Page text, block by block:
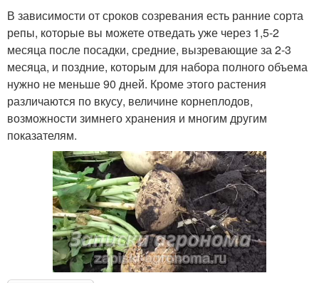
В зависимости от сроков созревания есть ранние сорта
репы, которые вы можете отведать уже через 1,5-2
месяца после посадки, средние, вызревающие за 2-3
месяца, и поздние, которым для набора полного объема
нужно не меньше 90 дней. Кроме этого растения
различаются по вкусу, величине корнеплодов,
возможности зимнего хранения и многим другим
показателям.